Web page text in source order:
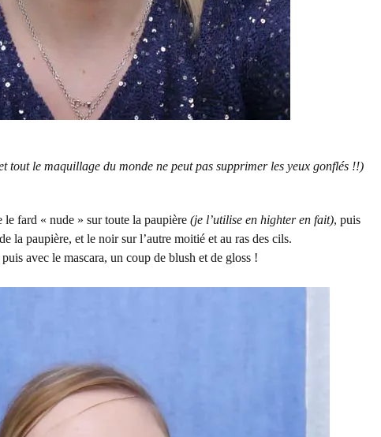
tout le maquillage du monde ne peut pas supprimer les yeux gonflés !!)
fard « nude » sur toute la paupière (je l’utilise en highter en fait), puis
la paupière, et le noir sur l’autre moitié et au ras des cils.
avec le mascara, un coup de blush et de gloss !